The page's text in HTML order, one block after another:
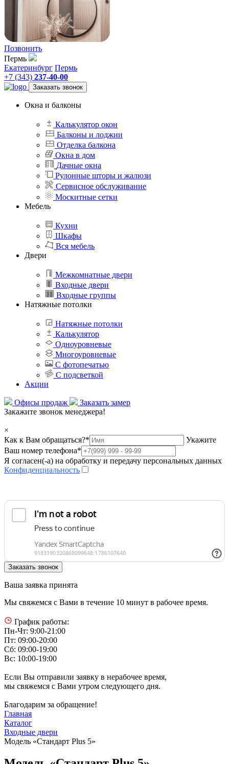
Позвонить
Пермь
Екатеринбург Пермь
+7 (343) 237-40-00
Заказать звонок
Окна и балконы
Калькулятор окон
Балконы и лоджии
Отделка балкона
Окна в дом
Дачные окна
Рулонные шторы и жалюзи
Сервисное обслуживание
Москитные сетки
Мебель
Кухни
Шкафы
Вся мебель
Двери
Межкомнатные двери
Входные двери
Входные группы
Натяжные потолки
Натяжные потолки
Калькулятор
Одноуровневые
Многоуровневые
С фотопечатью
С подсветкой
Акции
Офисы продаж
Заказать замер
Закажите звонок менеджера!
×
Как к Вам обращаться?*
Укажите
Ваш номер телефона*
Я согласен(-а) на обработку и передачу персональных данных
Конфиденциальность
Ваша заявка принята
Мы свяжемся с Вами в течение 10 минут в рабочее время.
График работы:
Пн-Чт: 9:00-21:00
Пт: 09:00-20:00
Сб: 09:00-19:00
Вс: 10:00-19:00
Если Вы отправили заявку в нерабочее время,
мы свяжемся с Вами утром следующего дня.
Благодарим за обращение!
Главная
Каталог
Входные двери
Модель «Стандарт Plus 5»